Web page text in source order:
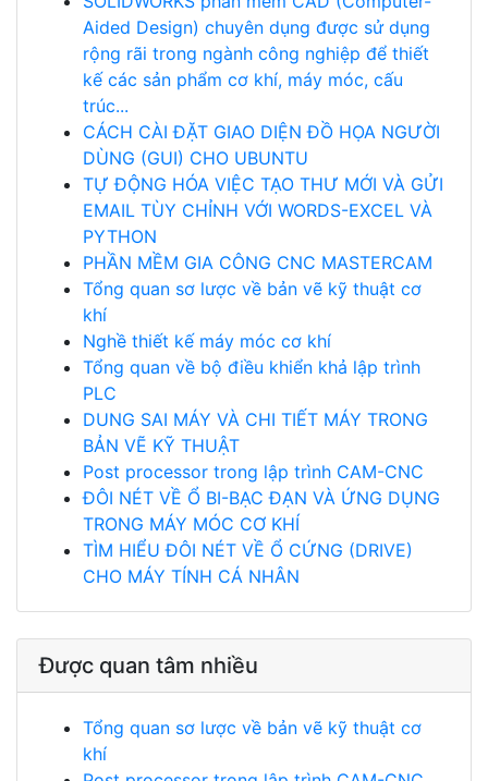
Aided Design) chuyên dụng được sử dụng
rộng rãi trong ngành công nghiệp để thiết
kế các sản phẩm cơ khí, máy móc, cấu
trúc...
CÁCH CÀI ĐẶT GIAO DIỆN ĐỒ HỌA NGƯỜI
DÙNG (GUI) CHO UBUNTU
TỰ ĐỘNG HÓA VIỆC TẠO THƯ MỚI VÀ GỬI
EMAIL TÙY CHỈNH VỚI WORDS-EXCEL VÀ
PYTHON
PHẦN MỀM GIA CÔNG CNC MASTERCAM
Tổng quan sơ lược về bản vẽ kỹ thuật cơ
khí
Nghề thiết kế máy móc cơ khí
Tổng quan về bộ điều khiển khả lập trình
PLC
DUNG SAI MÁY VÀ CHI TIẾT MÁY TRONG
BẢN VẼ KỸ THUẬT
Post processor trong lập trình CAM-CNC
ĐÔI NÉT VỀ Ổ BI-BẠC ĐẠN VÀ ỨNG DỤNG
TRONG MÁY MÓC CƠ KHÍ
TÌM HIỂU ĐÔI NÉT VỀ Ổ CỨNG (DRIVE)
CHO MÁY TÍNH CÁ NHÂN
Được quan tâm nhiều
Tổng quan sơ lược về bản vẽ kỹ thuật cơ
khí